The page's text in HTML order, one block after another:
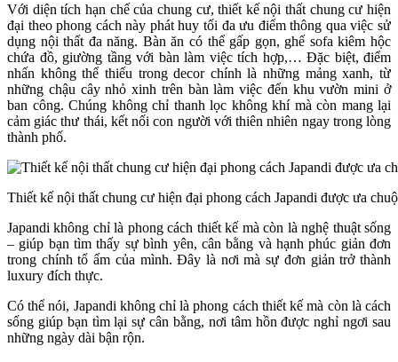
Với diện tích hạn chế của chung cư, thiết kế nội thất chung cư hiện
đại theo phong cách này phát huy tối đa ưu điểm thông qua việc sử
dụng nội thất đa năng. Bàn ăn có thể gấp gọn, ghế sofa kiêm hộc
chứa đồ, giường tầng với bàn làm việc tích hợp,… Đặc biệt, điểm
nhấn không thể thiếu trong decor chính là những mảng xanh, từ
những chậu cây nhỏ xinh trên bàn làm việc đến khu vườn mini ở
ban công. Chúng không chỉ thanh lọc không khí mà còn mang lại
cảm giác thư thái, kết nối con người với thiên nhiên ngay trong lòng
thành phố.
Thiết kế nội thất chung cư hiện đại phong cách Japandi được ưa
Japandi không chỉ là phong cách thiết kế mà còn là nghệ thuật sống
– giúp bạn tìm thấy sự bình yên, cân bằng và hạnh phúc giản đơn
trong chính tổ ấm của mình. Đây là nơi mà sự đơn giản trở thành
luxury đích thực.
Có thể nói, Japandi không chỉ là phong cách thiết kế mà còn là cách
sống giúp bạn tìm lại sự cân bằng, nơi tâm hồn được nghỉ ngơi sau
những ngày dài bận rộn.